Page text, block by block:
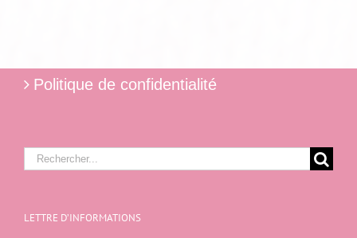
Politique de confidentialité
Rechercher:
LETTRE D’INFORMATIONS